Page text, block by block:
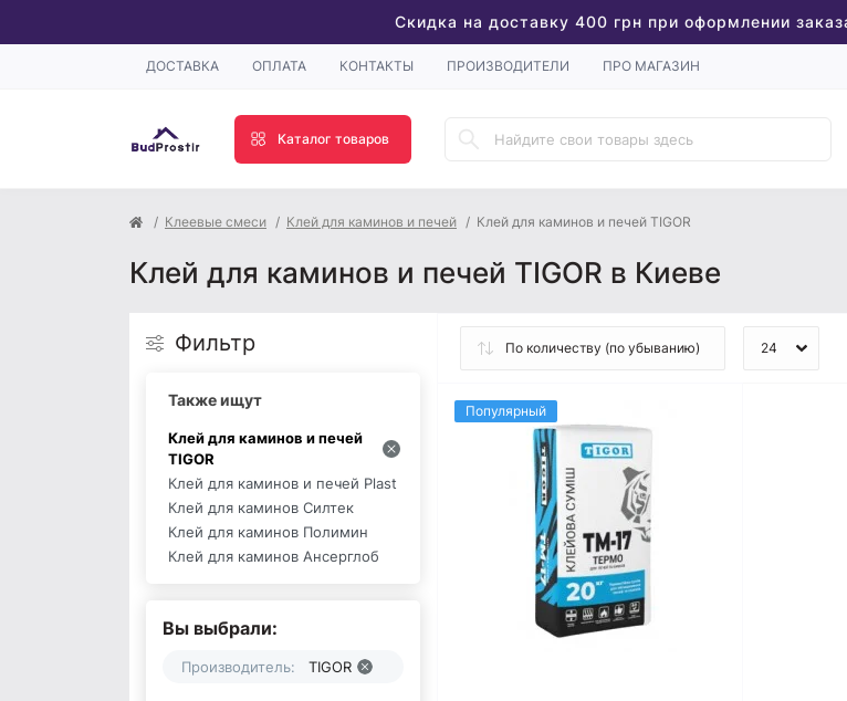
Скидка на доставку 400 грн при оформлении
ДОСТАВКА ОПЛАТА КОНТАКТЫ ПРОИЗВОДИТЕЛИ ПРО МАГАЗИН
Каталог товаров
Клеевые смеси Клей для каминов и печей Клей для каминов и печей TIGOR
Клей для каминов и печей TIGOR в Киеве
Фильтр
Также ищут
Клей для каминов и печей
TIGOR
Клей для каминов и печей Plast
Клей для каминов Силтек
Клей для каминов Полимин
Клей для каминов Ансерглоб
Вы выбрали:
Производитель: TIGOR
Популярный